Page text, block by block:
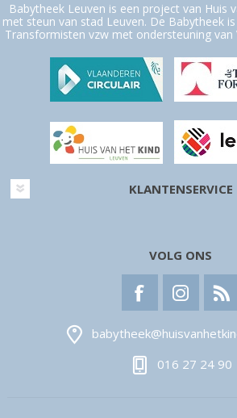
Babytheek Leuven is een project van Huis
met steun van stad Leuven. De Babytheek
Transformisten vzw met ondersteuning van
KLANTENSERVICE
VOLG ONS
016 27 24 90